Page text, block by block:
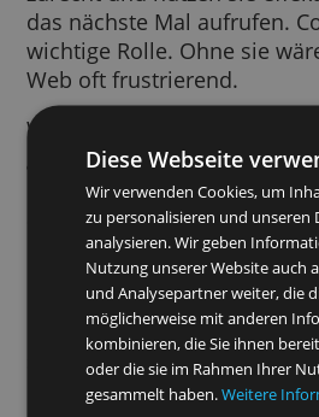
bevorzugte Sprache
So finden Sie sich auf
zurecht und nutzen sie
das nächste Mal
wichtige Rolle. Ohne sie
Web oft frustrierend.
Wir verwenden
greifen beispielsweise
Ihre SafeSearch-
Sie relevantere Anzeigen
Besucherzahlen pro
der Anmeldung in
Diese Webseite
Wir verwenden Cookies,
zu personalisieren und
analysieren. Wir geben
Nutzung unserer Website